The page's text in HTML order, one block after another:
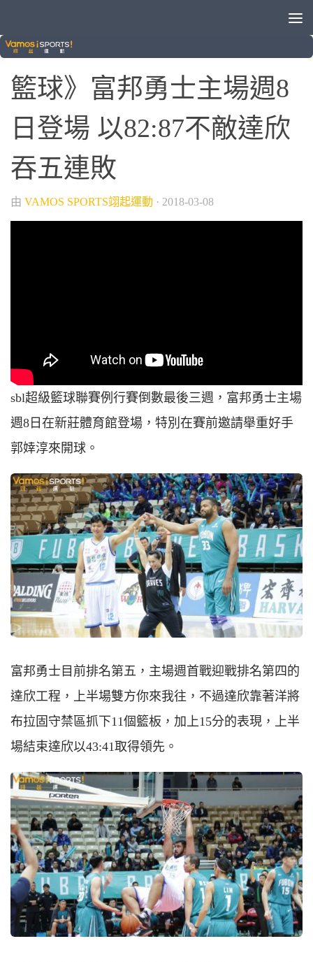
SBL / 晚安體育新聞
籃球》富邦勇士主場週8
日登場 以82:87不敵達欣
吞五連敗
由 VAMOS SPORTS翊起運動 · 2018-03-08
sbl超級籃球聯賽例行賽倒數最後三週，富邦勇士主場
週8日在新莊體育館登場，特別在賽前邀請舉重好手
郭婞淳來開球。
富邦勇士目前排名第五，主場週首戰迎戰排名第四的
達欣工程，上半場雙方你來我往，不過達欣靠著洋將
布拉固守禁區抓下11個籃板，加上15分的表現，上半
場結束達欣以43:41取得領先。